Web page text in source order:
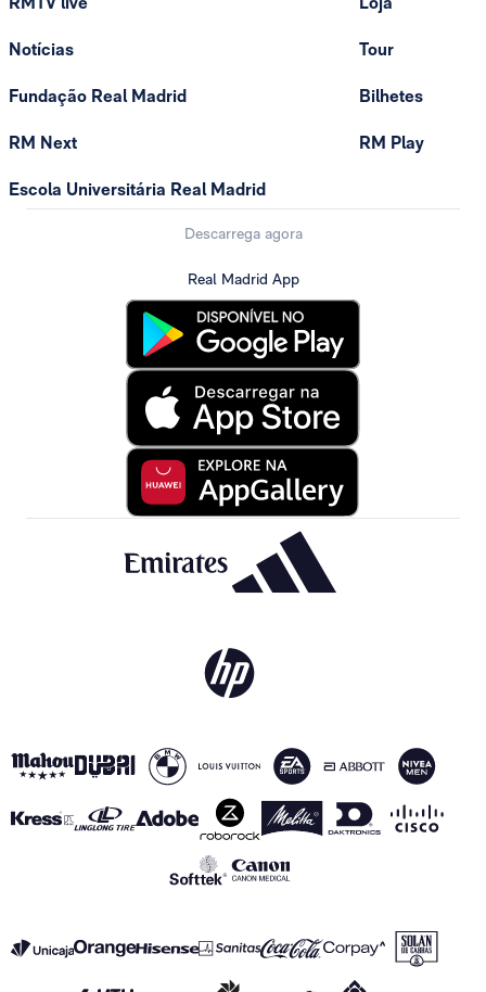
Notícias
Fundação Real Madrid
RM Next
Escola Universitária Real Madrid
Tour
Bilhetes
RM Play
Descarrega agora
Real Madrid App